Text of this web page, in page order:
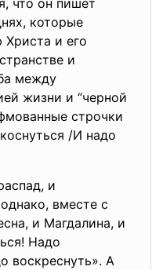
что он пишет
которые
и его
и
между
жизни и “черной
строчки
/И надо
и
вместе с
и Магдалина, и
Надо
воскреснуть». А